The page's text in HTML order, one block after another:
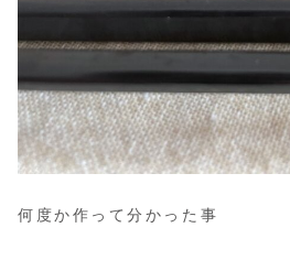
何度か作って分かった事